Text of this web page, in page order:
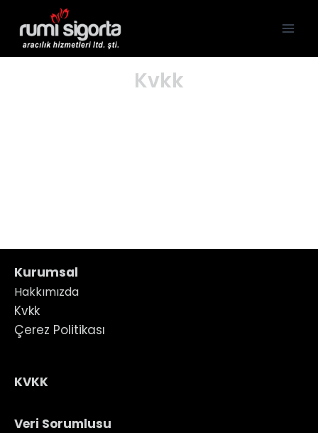
Kvkk
Kurumsal
Hakkımızda
Kvkk
Çerez Politikası
KVKK
Veri Sorumlusu